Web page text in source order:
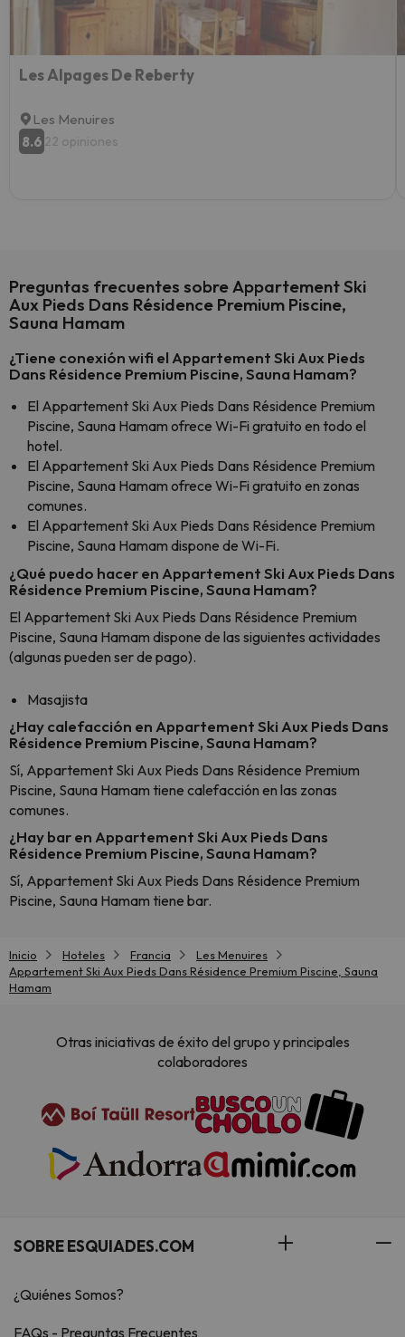
Les Alpages De Reberty
Les Menuires
8.6 22 opiniones
Preguntas frecuentes sobre Appartement Ski
Aux Pieds Dans Résidence Premium Piscine,
Sauna Hamam
¿Tiene conexión wifi el Appartement Ski Aux Pieds
Dans Résidence Premium Piscine, Sauna Hamam?
El Appartement Ski Aux Pieds Dans Résidence Premium
Piscine, Sauna Hamam ofrece Wi-Fi gratuito en todo el
hotel.
El Appartement Ski Aux Pieds Dans Résidence Premium
Piscine, Sauna Hamam ofrece Wi-Fi gratuito en zonas
comunes.
El Appartement Ski Aux Pieds Dans Résidence Premium
Piscine, Sauna Hamam dispone de Wi-Fi.
¿Qué puedo hacer en Appartement Ski Aux Pieds Dans
Résidence Premium Piscine, Sauna Hamam?
El Appartement Ski Aux Pieds Dans Résidence Premium
Piscine, Sauna Hamam dispone de las siguientes actividades
(algunas pueden ser de pago).
Masajista
¿Hay calefacción en Appartement Ski Aux Pieds Dans
Résidence Premium Piscine, Sauna Hamam?
Sí, Appartement Ski Aux Pieds Dans Résidence Premium
Piscine, Sauna Hamam tiene calefacción en las zonas
comunes.
¿Hay bar en Appartement Ski Aux Pieds Dans
Résidence Premium Piscine, Sauna Hamam?
Sí, Appartement Ski Aux Pieds Dans Résidence Premium
Piscine, Sauna Hamam tiene bar.
Inicio Hoteles Francia
Les Menuires
Appartement Ski Aux Pieds Dans Résidence Premium Piscine, Sauna
Hamam
Otras iniciativas de éxito del grupo y principales
colaboradores
SOBRE ESQUIADES.COM
¿Quiénes Somos?
FAQs - Preguntas Frecuentes